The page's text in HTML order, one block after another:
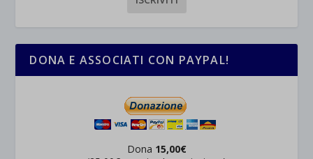
DONA E ASSOCIATI CON PAYPAL!
Dona 15,00€